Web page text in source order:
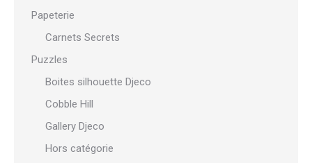
Papeterie
Carnets Secrets
Puzzles
Boites silhouette Djeco
Cobble Hill
Gallery Djeco
Hors catégorie